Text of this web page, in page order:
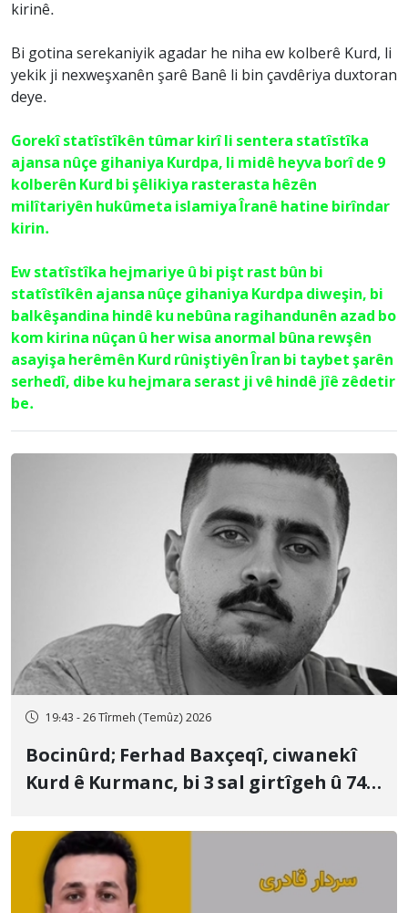
kirinê.
Bi gotina serekaniyik agadar he niha ew kolberê Kurd, li
yekik ji nexweşxanên şarê Banê li bin çavdêriya duxtoran
deye.
Gorekî statîstîkên tûmar kirî li sentera statîstîka
ajansa nûçe gihaniya Kurdpa, li midê heyva borî de 9
kolberên Kurd bi şêlikiya rasterasta hêzên
milîtariyên hukûmeta islamiya Îranê hatine birîndar
kirin.
Ew statîstîka hejmariye û bi pişt rast bûn bi
statîstîkên ajansa nûçe gihaniya Kurdpa diweşin, bi
balkêşandina hindê ku nebûna ragihandunên azad bo
kom kirina nûçan û her wisa anormal bûna rewşên
asayişa herêmên Kurd rûniştiyên Îran bi taybet şarên
serhedî, dibe ku hejmara serast ji vê hindê jîê zêdetir
be.
19:43 - 26 Tîrmeh (Temûz) 2026
Bocinûrd; Ferhad Baxçeqî, ciwanekî
Kurd ê Kurmanc, bi 3 sal girtîgeh û 74